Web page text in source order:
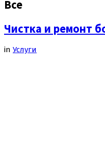
Все
Чистка и ремонт
in Услуги